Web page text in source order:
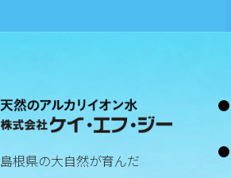
島根県の大自然が育んだ